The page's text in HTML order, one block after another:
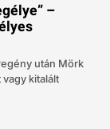
–
után Mörk
kitalált